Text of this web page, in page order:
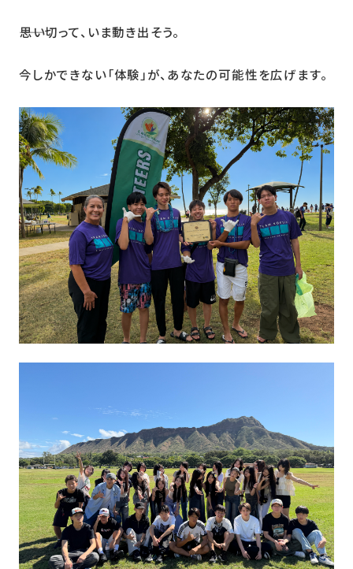
――思い切って、いま動き出そう。
今しかできない「体験」が、あなたの可能性を広げます。